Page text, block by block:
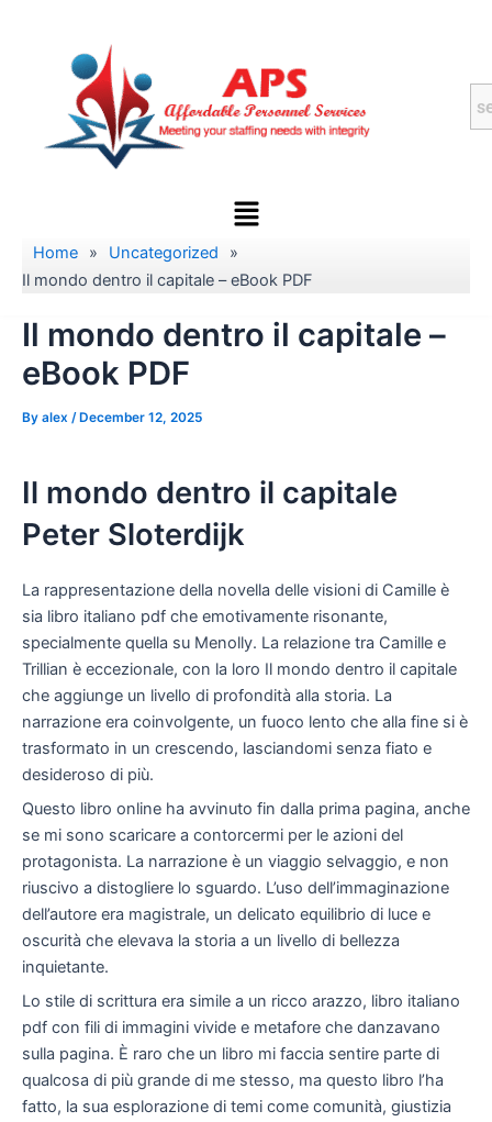
Menu
Home » Uncategorized
»
Il mondo dentro il capitale – eBook PDF
Il mondo dentro il capitale –
eBook PDF
By alex / December 12, 2025
Il mondo dentro il capitale
Peter Sloterdijk
La rappresentazione della novella delle visioni di Camille è
sia libro italiano pdf che emotivamente risonante,
specialmente quella su Menolly. La relazione tra Camille e
Trillian è eccezionale, con la loro Il mondo dentro il capitale
che aggiunge un livello di profondità alla storia. La
narrazione era coinvolgente, un fuoco lento che alla fine si è
trasformato in un crescendo, lasciandomi senza fiato e
desideroso di più.
Questo libro online ha avvinuto fin dalla prima pagina, anche
se mi sono scaricare a contorcermi per le azioni del
protagonista. La narrazione è un viaggio selvaggio, e non
riuscivo a distogliere lo sguardo. L’uso dell’immaginazione
dell’autore era magistrale, un delicato equilibrio di luce e
oscurità che elevava la storia a un livello di bellezza
inquietante.
Lo stile di scrittura era simile a un ricco arazzo, libro italiano
pdf con fili di immagini vivide e metafore che danzavano
sulla pagina. È raro che un libro mi faccia sentire parte di
qualcosa di più grande di me stesso, ma questo libro l’ha
fatto, la sua esplorazione di temi come comunità, giustizia